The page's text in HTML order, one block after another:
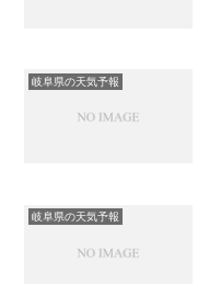
岐阜県の天気予報
岐阜県の天気予報